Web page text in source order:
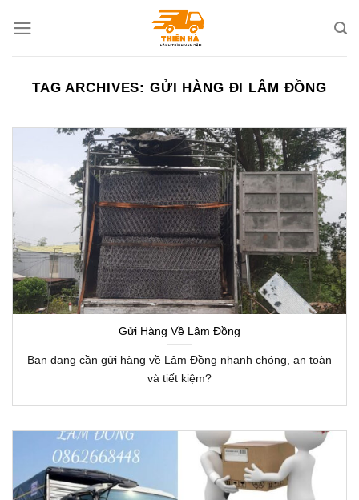
TAG ARCHIVES: GỬI HÀNG ĐI LÂM ĐỒNG
Gửi Hàng Về Lâm Đồng
Bạn đang cần gửi hàng về Lâm Đồng nhanh chóng, an toàn
và tiết kiệm?